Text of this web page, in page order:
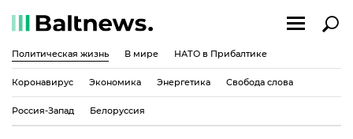
Политическая жизнь В мире НАТО в Прибалтике
Коронавирус Экономика Энергетика Свобода слова
Россия-Запад Белоруссия